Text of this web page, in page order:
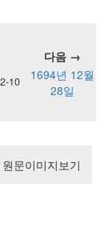
다음 →
10
1694년 12월
28일
원문이미지보기